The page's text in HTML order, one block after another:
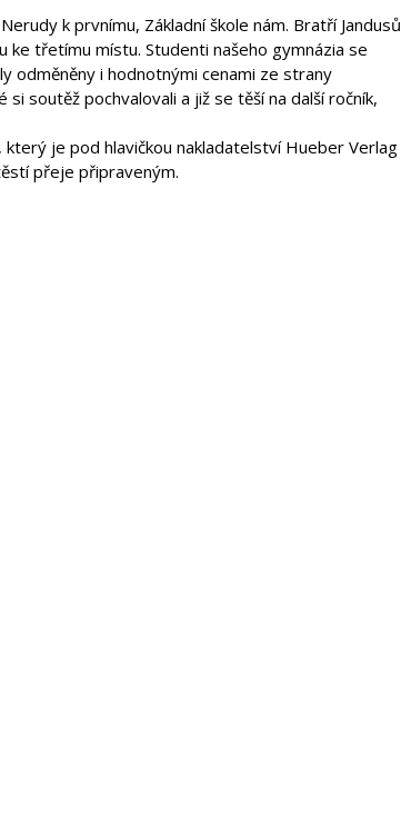
k prvnímu, Základní škole nám. Bratří Jandusů
ke třetímu místu. Studenti našeho gymnázia se
odměněny i hodnotnými cenami ze strany
soutěž pochvalovali a již se těší na další ročník,
je pod hlavičkou nakladatelství Hueber Verlag
přeje připraveným.